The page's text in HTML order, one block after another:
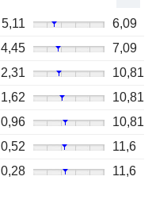
5,11
6,09
4,45
7,09
2,31
10,81
1,62
10,81
0,96
10,81
0,52
11,6
0,28 11,6